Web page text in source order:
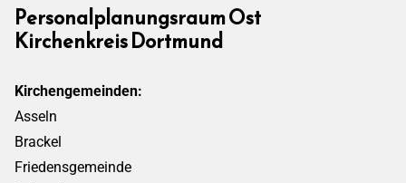
Personalplanungsraum Ost
Kirchenkreis Dortmund
Kirchengemeinden:
Asseln
Brackel
Friedensgemeinde